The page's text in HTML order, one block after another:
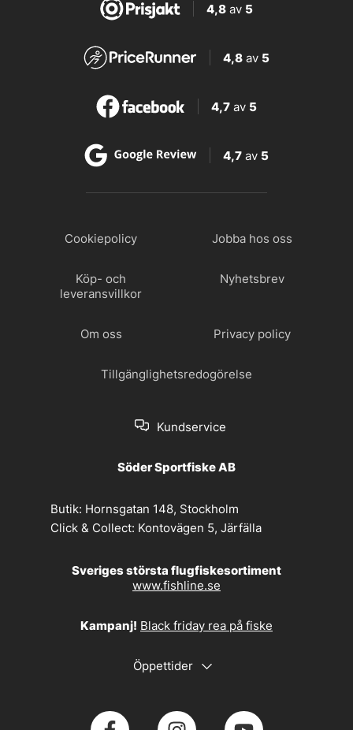
4,8av 5
4,8 av 5
4,7 av 5
4,7 av 5
Cookiepolicy Jobba hos oss
Köp- och
leveransvillkor
Nyhetsbrev
Om oss Privacy policy
Tillgänglighetsredogörelse
Kundservice
Söder Sportfiske AB
Butik: Hornsgatan 148, Stockholm
Click & Collect: Kontovägen 5, Järfälla
Sveriges största flugfiskesortiment
www.fishline.se
Kampanj! Black friday rea på fiske
Öppettider